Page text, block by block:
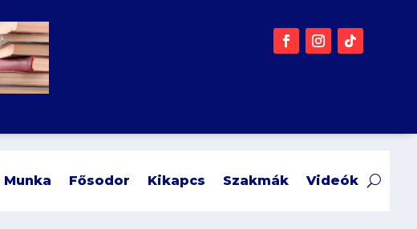
Munka Fősodor Kikapcs Szakmák Videók